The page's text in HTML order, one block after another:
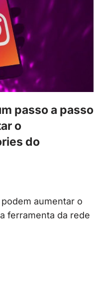
passo a passo
o
do
aumentar o
ferramenta da rede